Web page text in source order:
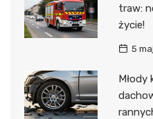
traw:
życie!
5
Młody